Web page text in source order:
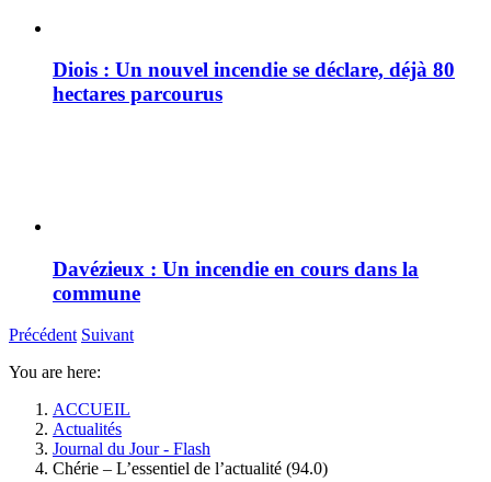
Diois : Un nouvel incendie se déclare, déjà 80
hectares parcourus
Davézieux : Un incendie en cours dans la
commune
Précédent Suivant
You are here:
ACCUEIL
Actualités
Journal du Jour - Flash
Chérie – L’essentiel de l’actualité (94.0)